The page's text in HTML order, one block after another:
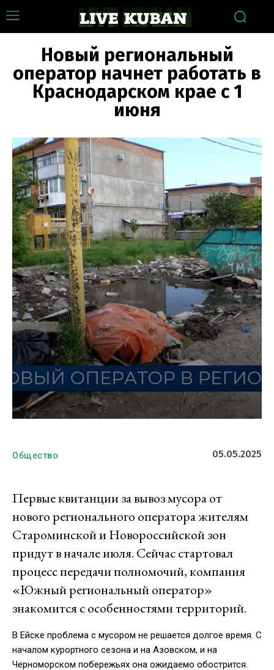
Новый региональный
оператор начнет работать в
Краснодарском крае с 1
июня
Общество 05.05.2025
Первые квитанции за вывоз мусора от
нового регионального оператора жителям
Староминской и Новороссийской зон
придут в начале июля. Сейчас стартовал
процесс передачи полномочий, компания
«Южный региональный оператор»
знакомится с особенностями территорий.
В Ейске проблема с мусором не решается долгое время. С
началом курортного сезона и на Азовском, и на
Черноморском побережьях она ожидаемо обострится.